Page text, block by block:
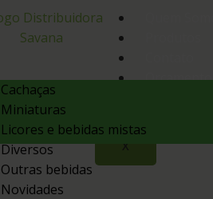
Orçamento
X
Cachaças
Miniaturas
Licores e bebidas mistas
Diversos
Outras bebidas
Novidades